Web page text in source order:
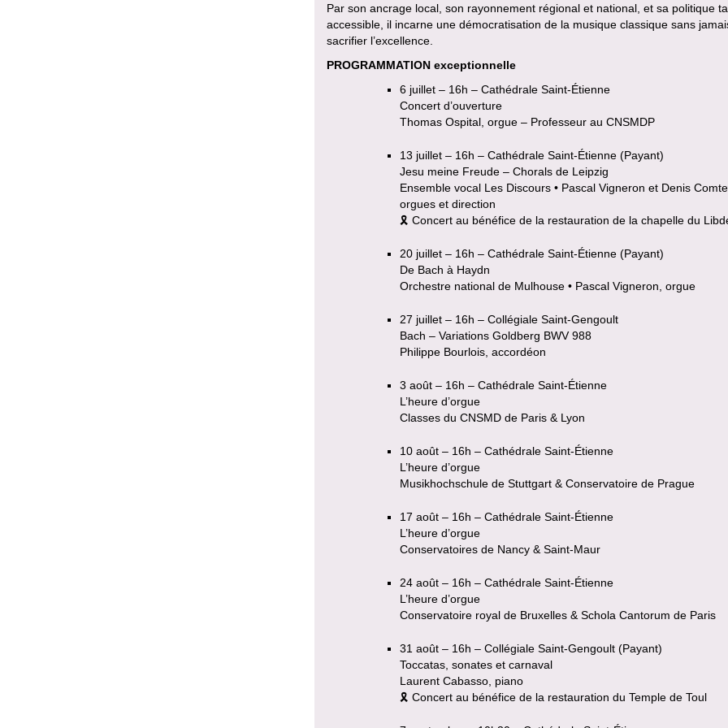
Par son ancrage local, son rayonnement régional et national, et sa politique
accessible, il incarne une démocratisation de la musique classique sans
sacrifier l’excellence.
PROGRAMMATION exceptionnelle
6 juillet – 16h – Cathédrale Saint-Étienne
Concert d’ouverture
Thomas Ospital, orgue – Professeur au CNSMDP
13 juillet – 16h – Cathédrale Saint-Étienne (Payant)
Jesu meine Freude – Chorals de Leipzig
Ensemble vocal Les Discours • Pascal Vigneron et Denis
orgues et direction
🎗 Concert au bénéfice de la restauration de la chapelle du
20 juillet – 16h – Cathédrale Saint-Étienne (Payant)
De Bach à Haydn
Orchestre national de Mulhouse • Pascal Vigneron, orgue
27 juillet – 16h – Collégiale Saint-Gengoult
Bach – Variations Goldberg BWV 988
Philippe Bourlois, accordéon
3 août – 16h – Cathédrale Saint-Étienne
L’heure d’orgue
Classes du CNSMD de Paris & Lyon
10 août – 16h – Cathédrale Saint-Étienne
L’heure d’orgue
Musikhochschule de Stuttgart & Conservatoire de Prague
17 août – 16h – Cathédrale Saint-Étienne
L’heure d’orgue
Conservatoires de Nancy & Saint-Maur
24 août – 16h – Cathédrale Saint-Étienne
L’heure d’orgue
Conservatoire royal de Bruxelles & Schola Cantorum de Paris
31 août – 16h – Collégiale Saint-Gengoult (Payant)
Toccatas, sonates et carnaval
Laurent Cabasso, piano
🎗 Concert au bénéfice de la restauration du Temple de Toul